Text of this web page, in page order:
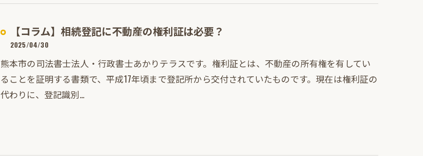
【コラム】相続登記に不動産の権利証は必要？
2025/04/30
熊本市の司法書士法人・行政書士あかりテラスです。権利証とは、不動産の所有権を有してい
ることを証明する書類で、平成17年頃まで登記所から交付されていたものです。現在は権利証の
代わりに、登記識別…